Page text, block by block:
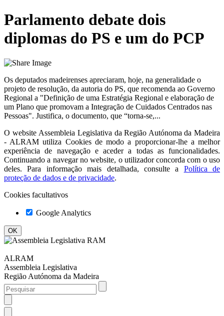
Parlamento debate dois
diplomas do PS e um do PCP
Os deputados madeirenses apreciaram, hoje, na generalidade o
projeto de resolução, da autoria do PS, que recomenda ao Governo
Regional a "Definição de uma Estratégia Regional e elaboração de
um Plano que promovam a Integração de Cuidados Centrados nas
Pessoas". Justifica, o documento, que “torna-se,...
O website Assembleia Legislativa da Região Autónoma da Madeira
- ALRAM utiliza Cookies de modo a proporcionar-lhe a melhor
experiência de navegação e aceder a todas as funcionalidades.
Continuando a navegar no website, o utilizador concorda com o uso
deles. Para informação mais detalhada, consulte a
Política de
proteção de dados e de privacidade.
Cookies facultativos
Google Analytics
ALRAM
Assembleia Legislativa
Região Autónoma da Madeira